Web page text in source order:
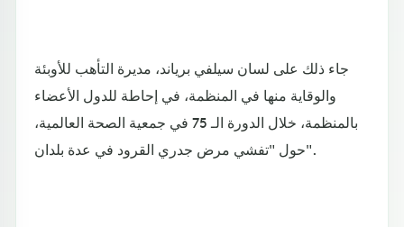
جاء ذلك على لسان سيلفي برياند، مديرة التأهب للأوبئة
والوقاية منها في المنظمة، في إحاطة للدول الأعضاء
بالمنظمة، خلال الدورة الـ 75 في جمعية الصحة العالمية،
حول "تفشي مرض جدري القرود في عدة بلدان".